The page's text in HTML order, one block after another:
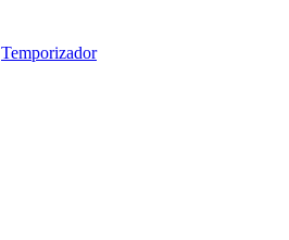
Temporizador